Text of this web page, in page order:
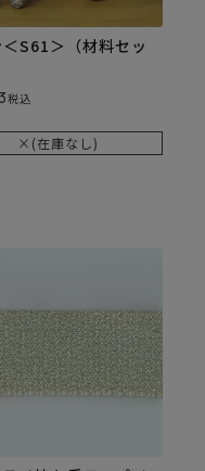
S61＞（材料セッ
税込
×(在庫なし)